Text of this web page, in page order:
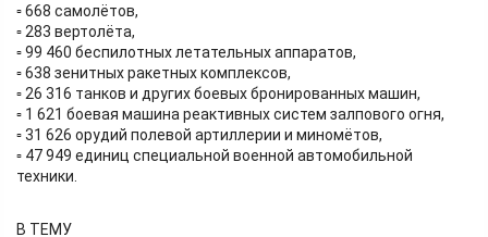
▫️ 668 самолётов,
▫️ 283 вертолёта,
▫️ 99 460 беспилотных летательных аппаратов,
▫️ 638 зенитных ракетных комплексов,
▫️ 26 316 танков и других боевых бронированных машин,
▫️ 1 621 боевая машина реактивных систем залпового огня,
▫️ 31 626 орудий полевой артиллерии и миномётов,
▫️ 47 949 единиц специальной военной автомобильной
техники.
В ТЕМУ